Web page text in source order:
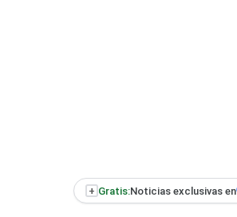
+ Gratis:Noticias exclusivas en